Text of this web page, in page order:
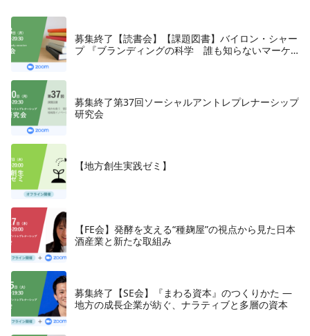
募集終了【読書会】【課題図書】バイロン・シャー
プ 『ブランディングの科学 誰も知らないマーケ
募集終了第37回ソーシャルアントレプレナーシップ
研究会
【地方創生実践ゼミ】
【FE会】発酵を支える“種麹屋”の視点から見た日本
酒産業と新たな取組み
募集終了【SE会】『まわる資本』のつくりかた —
地方の成長企業が紡ぐ、ナラティブと多層の資本